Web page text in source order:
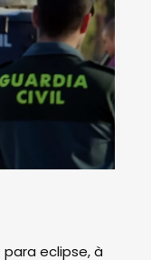
para eclipse, à